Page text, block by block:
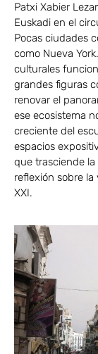
Patxi Xabier
Euskadi en el
Pocas ciudades
como Nueva
culturales
grandes figuras
renovar el
ese ecosistema
creciente del
espacios
que trasciende
reflexión sobre
XXI.